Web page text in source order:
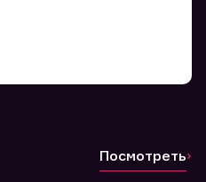
Посмотреть